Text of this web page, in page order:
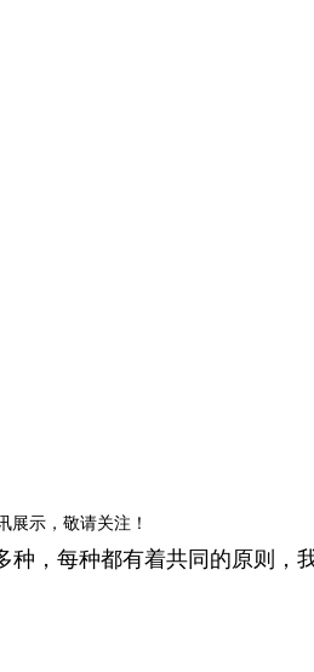
示，敬请关注！
，每种都有着共同的原则，